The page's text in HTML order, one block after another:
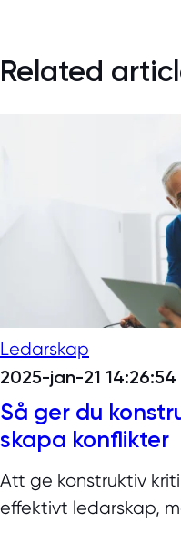
Related
Ledarskap
2025-jan-21 14:26:54
Så ger du
skapa konflikter
Att ge konstruktiv
effektivt ledarskap,